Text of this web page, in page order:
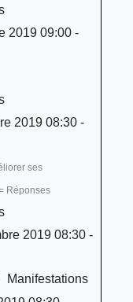
2019 09:00 -
2019 08:30 -
ses
Réponses
2019 08:30 -
Manifestations